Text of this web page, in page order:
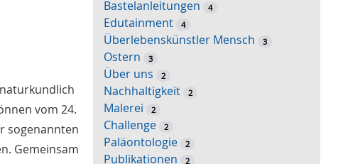
vom 24.
sogenannten
Gemeinsam
Bastelanleitungen 4
Edutainment 4
Überlebenskünstler Mensch 3
Ostern 3
Über uns 2
Nachhaltigkeit 2
Malerei 2
Challenge 2
Paläontologie 2
Publikationen 2